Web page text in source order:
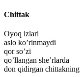
Chittak
Oyoq izlari
aslo ko’rinmaydi
qor so’zi
qo’llangan she’rlarda
don qidirgan chittakning